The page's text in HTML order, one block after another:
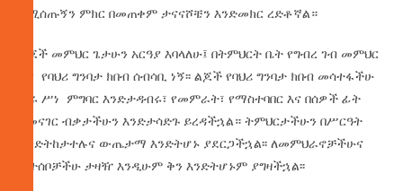
የሚሰጡኝን ምክር በመጠቀም ታናናሾቼን እንድመክር ረድቶኛል።
ልጆች መምህር ጌታሁን አርዓያ እባላለሁ፤ በትምህርት ቤት የግብረ ገብ መምህር
እና የባህሪ ግንባታ ክበብ ሰብሳቢ ነኝ፡፡ ልጆች የባህሪ ግንባታ ክበብ መሳተፋችሁ
ጥሩ ሥነ ምግባር እንድታዳብሩ፣ የመምራት፣ የማስተባበር እና በሰዎች ፊት
የመናገር ብቃታችሁን እንድታሳድጉ ይረዳችኋል። ትምህርታችሁን በሥርዓት
እንድትከታተሉና ውጤታማ እንድትሆኑ ያደርጋችኋል፡፡ ለመምህራኖቻችሁና
ቤተሰቦቻችሁ ታዛዥ እንዲሁም ቅን እንድትሆኑም ያግዛችኋል፡፡